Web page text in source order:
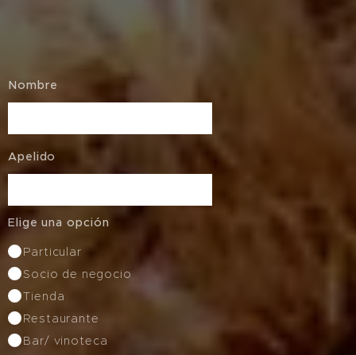
Nombre
Apelido
Elige una opción
Particular
Socio de negocio
Tienda
Restaurante
Bar/ vinoteca